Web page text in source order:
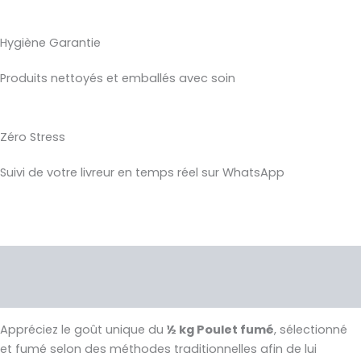
Hygiène Garantie
Produits nettoyés et emballés avec soin
Zéro Stress
Suivi de votre livreur en temps réel sur WhatsApp
Appréciez le goût unique du ½ kg Poulet fumé, sélectionné
et fumé selon des méthodes traditionnelles afin de lui